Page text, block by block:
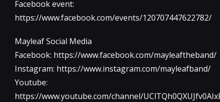
Facebook event:
https://www.facebook.com/events/120707447622782/
Mayleaf Social Media
Facebook: https://www.facebook.com/mayleaftheband/
Instagram: https://www.instagram.com/mayleafband/
Youtube:
https://www.youtube.com/channel/